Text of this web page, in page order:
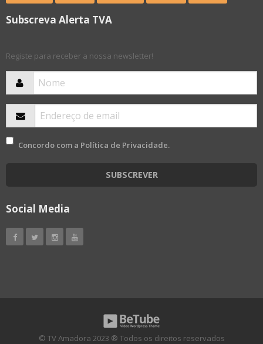
Subscreva Alerta TVA
Registe para receber a nossa newsletter!
Concordo com a Política de Privacidade.
SUBSCREVER
Social Media
© TV Amadora 2023 ® Todos os direitos reservados